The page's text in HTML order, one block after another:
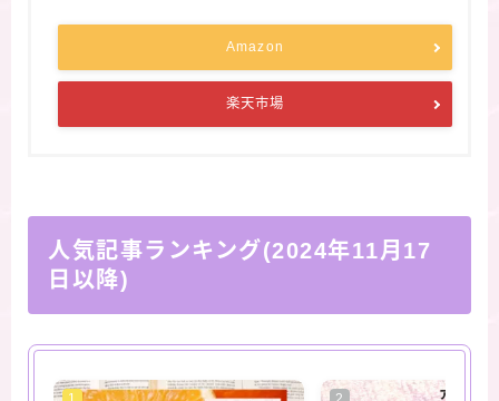
Amazon
楽天市場
人気記事ランキング(2024年11月17
日以降)